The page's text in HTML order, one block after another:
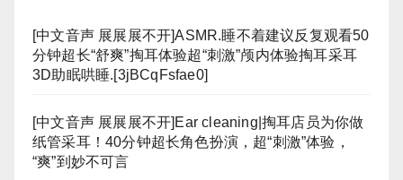
[中文音声 展展展不开]ASMR.睡不着建议反复观看50
分钟超长“舒爽”掏耳体验超“刺激”颅内体验掏耳采耳
3D助眠哄睡.[3jBCqFsfae0]
[中文音声 展展展不开]Ear cleaning|掏耳店员为你做
纸管采耳！40分钟超长角色扮演，超“刺激”体验，
“爽”到妙不可言